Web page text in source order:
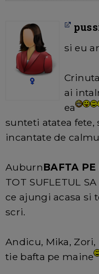
si eu
ai
ea
sunteti atatea fete,
incantate de
AuburnBAFTA
TOT SUFLETUL
ce ajungi acasa si
scri.
Andicu, Mika, Zori,
tie bafta pe maine